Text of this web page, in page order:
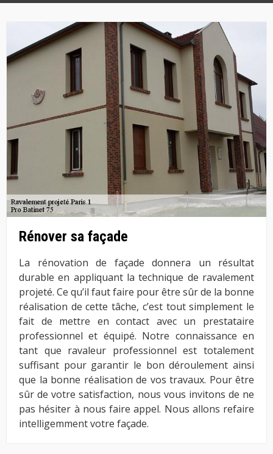
Rénover sa façade
La rénovation de façade donnera un résultat
durable en appliquant la technique de ravalement
projeté. Ce qu’il faut faire pour être sûr de la bonne
réalisation de cette tâche, c’est tout simplement le
fait de mettre en contact avec un prestataire
professionnel et équipé. Notre connaissance en
tant que ravaleur professionnel est totalement
suffisant pour garantir le bon déroulement ainsi
que la bonne réalisation de vos travaux. Pour être
sûr de votre satisfaction, nous vous invitons de ne
pas hésiter à nous faire appel. Nous allons refaire
intelligemment votre façade.